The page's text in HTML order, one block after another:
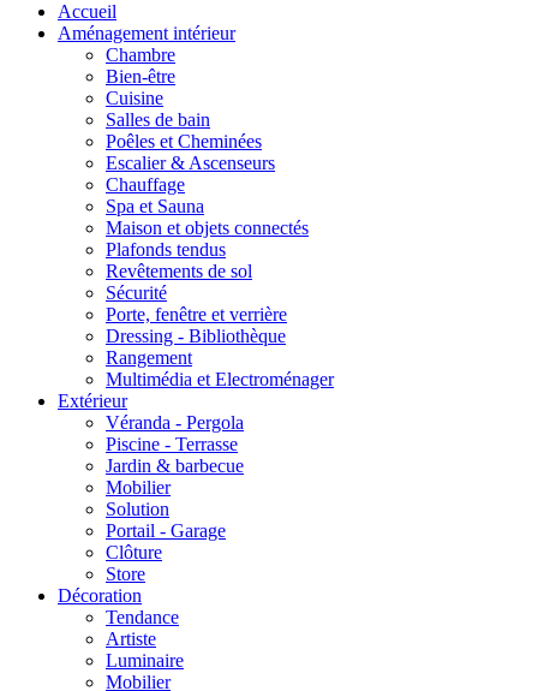
Accueil
Aménagement intérieur
Chambre
Bien-être
Cuisine
Salles de bain
Poêles et Cheminées
Escalier & Ascenseurs
Chauffage
Spa et Sauna
Maison et objets connectés
Plafonds tendus
Revêtements de sol
Sécurité
Porte, fenêtre et verrière
Dressing - Bibliothèque
Rangement
Multimédia et Electroménager
Extérieur
Véranda - Pergola
Piscine - Terrasse
Jardin & barbecue
Mobilier
Solution
Portail - Garage
Clôture
Store
Décoration
Tendance
Artiste
Luminaire
Mobilier